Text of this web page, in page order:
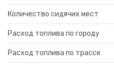
Количество сидячих мест
Расход топлива по городу
Расход топлива по трассе